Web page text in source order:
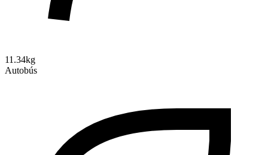
11.34kg
Autobús